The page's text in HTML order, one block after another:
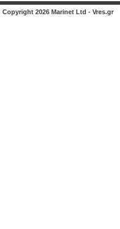
Copyright 2026 Marinet Ltd - Vres.gr